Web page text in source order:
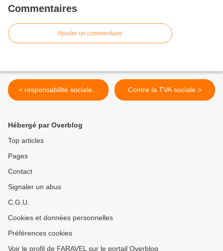
Commentaires
Ajouter un commentaire
< responsabilité sociale... Contre la TVA sociale >
Hébergé par Overblog
Top articles
Pages
Contact
Signaler un abus
C.G.U.
Cookies et données personnelles
Préférences cookies
Voir le profil de FARAVEL sur le portail Overblog